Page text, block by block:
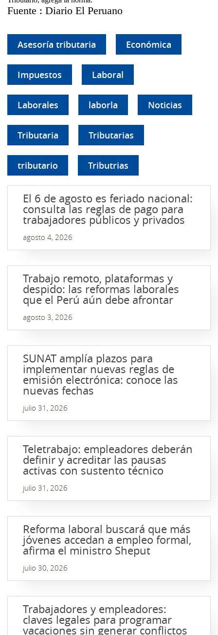
Fuente : Diario El Peruano
Asesoría tributaria Económica
Impuestos Laboral
Laborales laborla Noticias
Tributaria Tributarias
tributario Tributrias
El 6 de agosto es feriado nacional:
consulta las reglas de pago para
trabajadores públicos y privados
agosto 4, 2026
Trabajo remoto, plataformas y
despido: las reformas laborales
que el Perú aún debe afrontar
agosto 3, 2026
SUNAT amplía plazos para
implementar nuevas reglas de
emisión electrónica: conoce las
nuevas fechas
julio 31, 2026
Teletrabajo: empleadores deberán
definir y acreditar las pausas
activas con sustento técnico
julio 31, 2026
Reforma laboral buscará que más
jóvenes accedan a empleo formal,
afirma el ministro Sheput
julio 30, 2026
Trabajadores y empleadores:
claves legales para programar
vacaciones sin generar conflictos